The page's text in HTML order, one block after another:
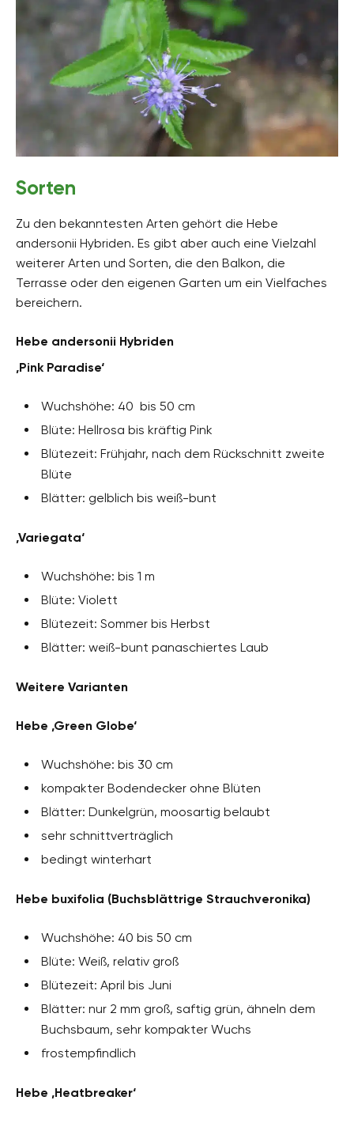
Sorten
Zu den bekanntesten Arten gehört die Hebe
andersonii Hybriden. Es gibt aber auch eine Vielzahl
weiterer Arten und Sorten, die den Balkon, die
Terrasse oder den eigenen Garten um ein Vielfaches
bereichern.
Hebe andersonii Hybriden
‚Pink Paradise‘
Wuchshöhe: 40 bis 50 cm
Blüte: Hellrosa bis kräftig Pink
Blütezeit: Frühjahr, nach dem Rückschnitt zweite
Blüte
Blätter: gelblich bis weiß-bunt
‚Variegata‘
Wuchshöhe: bis 1 m
Blüte: Violett
Blütezeit: Sommer bis Herbst
Blätter: weiß-bunt panaschiertes Laub
Weitere Varianten
Hebe ‚Green Globe‘
Wuchshöhe: bis 30 cm
kompakter Bodendecker ohne Blüten
Blätter: Dunkelgrün, moosartig belaubt
sehr schnittverträglich
bedingt winterhart
Hebe buxifolia (Buchsblättrige Strauchveronika)
Wuchshöhe: 40 bis 50 cm
Blüte: Weiß, relativ groß
Blütezeit: April bis Juni
Blätter: nur 2 mm groß, saftig grün, ähneln dem
Buchsbaum, sehr kompakter Wuchs
frostempfindlich
Hebe ‚Heatbreaker‘